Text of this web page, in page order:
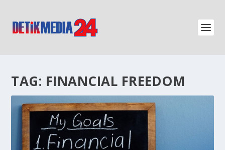
TAG: FINANCIAL FREEDOM